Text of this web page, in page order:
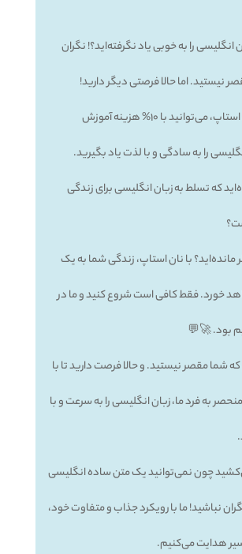
انگلیسی را به خوبی یاد نگرفته‌اید؟! نگران
نیستید. اما حالا فرصتی دیگر دارید!
🔥 اکنون با نان استاپ، می‌توانید با 10% هزینه آموزش
را به سادگی و با لذت یاد بگیرید.
که تسلط به زبان انگلیسی برای زندگی
مانده‌اید؟ با نان استاپ، زندگی شما به یک
خورد. فقط کافی است شروع کنید و ما در
بود. 🚀💬
که شما مقصر نیستید. و حالا فرصت دارید تا با
به فرد ما، زبان انگلیسی را به سرعت و با
چون نمی‌توانید یک متن ساده انگلیسی
نباشید! ما با رویکرد جذاب و متفاوت خود،
هدایت می‌کنیم.